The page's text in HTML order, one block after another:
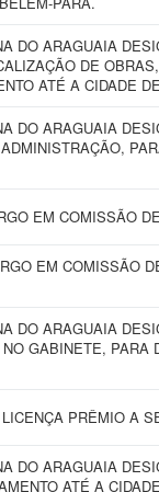
DO ARAGUAIA
DE
ATÉ A CIDADE
DO ARAGUAIA
EM COMISSÃO
EM COMISSÃO
DO ARAGUAIA
GABINETE,
PRÊMIO A
DO ARAGUAIA
ATÉ A